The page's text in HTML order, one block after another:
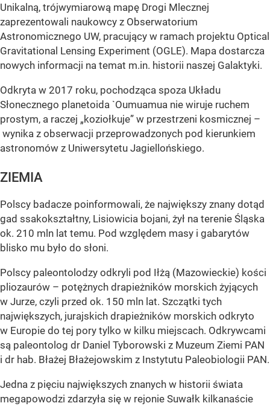
Unikalną, trójwymiarową mapę Drogi Mlecznej
zaprezentowali naukowcy z Obserwatorium
Astronomicznego UW, pracujący w ramach projektu Optical
Gravitational Lensing Experiment (OGLE). Mapa dostarcza
nowych informacji na temat m.in. historii naszej Galaktyki.
Odkryta w 2017 roku, pochodząca spoza Układu
Słonecznego planetoida `Oumuamua nie wiruje ruchem
prostym, a raczej „koziołkuje” w przestrzeni kosmicznej –
wynika z obserwacji przeprowadzonych pod kierunkiem
astronomów z Uniwersytetu Jagiellońskiego.
ZIEMIA
Polscy badacze poinformowali, że największy znany dotąd
gad ssakokształtny, Lisiowicia bojani, żył na terenie Śląska
ok. 210 mln lat temu. Pod względem masy i gabarytów
blisko mu było do słoni.
Polscy paleontolodzy odkryli pod Iłżą (Mazowieckie) kości
pliozaurów – potężnych drapieżników morskich żyjących
w Jurze, czyli przed ok. 150 mln lat. Szczątki tych
największych, jurajskich drapieżników morskich odkryto
w Europie do tej pory tylko w kilku miejscach. Odkrywcami
są paleontolog dr Daniel Tyborowski z Muzeum Ziemi PAN
i dr hab. Błażej Błażejowskim z Instytutu Paleobiologii PAN.
Jedna z pięciu największych znanych w historii świata
megapowodzi zdarzyła się w rejonie Suwałk kilkanaście